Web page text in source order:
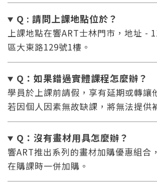
Q : 請問上課地點位於？
上課地點在響ART士林門市，地址 -
區大東路129號1樓。
Q：如果錯過實體課程怎麼辦？
學員於上課前請假，享有延期或轉讓
若因個人因素無故缺課，將無法提供
Q：沒有畫材用具怎麼辦？
響ART推出系列的畫材加購優惠組合
在購課時一併加購。